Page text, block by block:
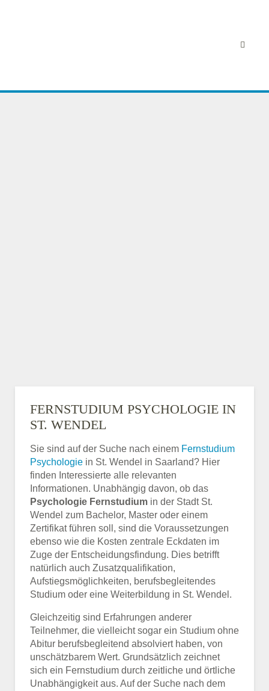
FERNSTUDIUM PSYCHOLOGIE IN
ST. WENDEL
Sie sind auf der Suche nach einem Fernstudium
Psychologie in St. Wendel in Saarland? Hier
finden Interessierte alle relevanten
Informationen. Unabhängig davon, ob das
Psychologie Fernstudium in der Stadt St.
Wendel zum Bachelor, Master oder einem
Zertifikat führen soll, sind die Voraussetzungen
ebenso wie die Kosten zentrale Eckdaten im
Zuge der Entscheidungsfindung. Dies betrifft
natürlich auch Zusatzqualifikation,
Aufstiegsmöglichkeiten, berufsbegleitendes
Studium oder eine Weiterbildung in St. Wendel.
Gleichzeitig sind Erfahrungen anderer
Teilnehmer, die vielleicht sogar ein Studium ohne
Abitur berufsbegleitend absolviert haben, von
unschätzbarem Wert. Grundsätzlich zeichnet
sich ein Fernstudium durch zeitliche und örtliche
Unabhängigkeit aus. Auf der Suche nach dem